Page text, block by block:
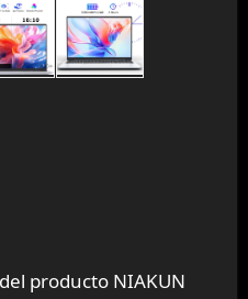
producto NIAKUN